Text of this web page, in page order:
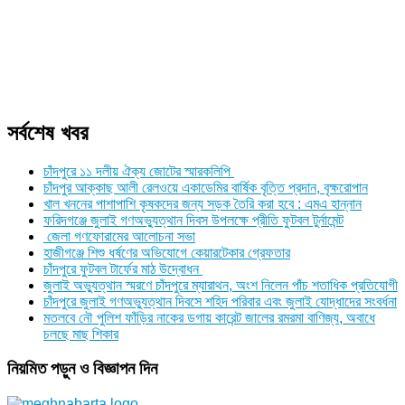
সর্বশেষ খবর
চাঁদপুরে ১১ দলীয় ঐক্য জোটের স্মারকলিপি
চাঁদপুর আক্কাছ আলী রেলওয়ে একাডেমির বার্ষিক বৃত্তি প্রদান, বৃক্ষরোপান
খাল খননের পাশাপাশি কৃষকদের জন্য সড়ক তৈরি করা হবে : এমএ হান্নান
ফরিদগঞ্জে জুলাই গণঅভ্যুত্থান দিবস উপলক্ষে প্রীতি ফুটবল টুর্নামেন্ট
জেলা গণফোরামের আলোচনা সভা
হাজীগঞ্জে শিশু ধর্ষণের অভিযোগে কেয়ারটেকার গ্রেফতার
চাঁদপুরে ফুটবল টার্ফের মাঠ উদ্বোধন
জুলাই অভ্যুত্থান স্মরণে চাঁদপুরে ম্যারাথন, অংশ নিলেন পাঁচ শতাধিক প্রতিযোগী
চাঁদপুরে জুলাই গণঅভ্যুত্থান দিবসে শহিদ পরিবার এবং জুলাই যোদ্ধাদের সংবর্ধনা
মতলবে নৌ পুলিশ ফাঁড়ির নাকের ডগায় কারেন্ট জালের রমরমা বাণিজ্য, অবাধে
চলছে মাছ শিকার
নিয়মিত পড়ুন ও বিজ্ঞাপন দিন